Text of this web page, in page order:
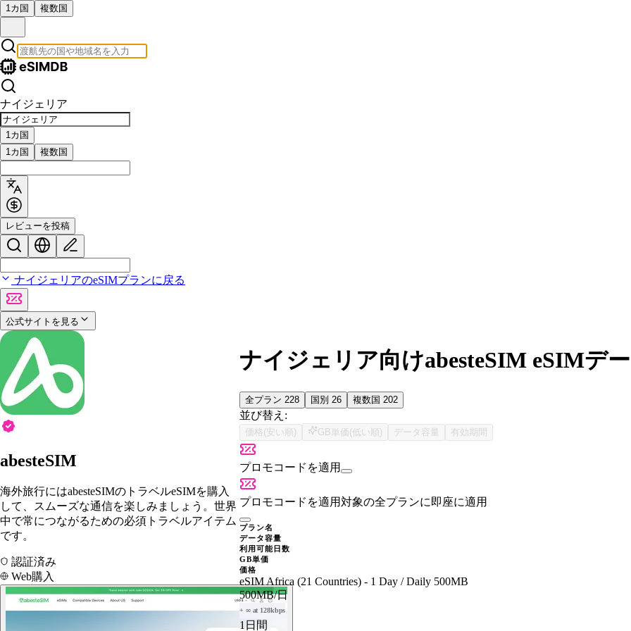
1カ国 複数国
ナイジェリア
1カ国
1カ国
複数国
レビューを投稿
ナイジェリアのeSIMプランに戻る
公式サイトを見る
abesteSIM
海外旅行にはabesteSIMのトラベルeSIMを購入
して、スムーズな通信を楽しみましょう。世界
中で常につながるための必須トラベルアイテム
です。
認証済み
Web購入
ナイジェリア向けabesteSIM eSIMデ
全プラン 228 国別 26 複数国 202
並び替え:
価格(安い順) GB単価(低い順) データ容量 有効期間
プロモコードを適用
プロモコードを適用対象の全プランに即座に適用
プラン名
データ容量
利用可能日数
GB単価
価格
eSIM Africa (21 Countries) - 1 Day / Daily 500MB
500MB/日
+ ∞ at 128kbps
1日間